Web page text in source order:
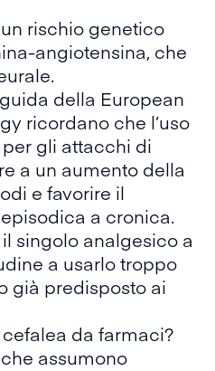
rischio genetico
angiotensina, che
della European
ricordano che l’uso
gli attacchi di
a un aumento della
e favorire il
a cronica.
singolo analgesico a
a usarlo troppo
già predisposto ai
da farmaci?
assumono